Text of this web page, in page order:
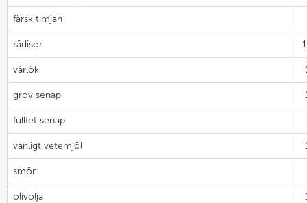
färsk timjan
rädisor
vårlök
grov senap
fullfet senap
vanligt vetemjöl
smör
olivolja